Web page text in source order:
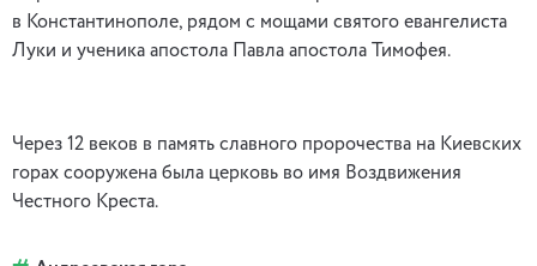
в Константинополе, рядом с мощами святого евангелиста
Луки и ученика апостола Павла апостола Тимофея.
Через 12 веков в память славного пророчества на Киевских
горах сооружена была церковь во имя Воздвижения
Честного Креста.